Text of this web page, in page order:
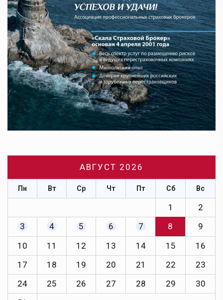
АВГУСТ 2026
Пн Вт Ср Чт Пт Сб Вс
1
2
3
4 5 6 7 8
9
10
11 12 13 14 15
16
17
18 19 20 21 22
23
24
25 26 27 28 29
30